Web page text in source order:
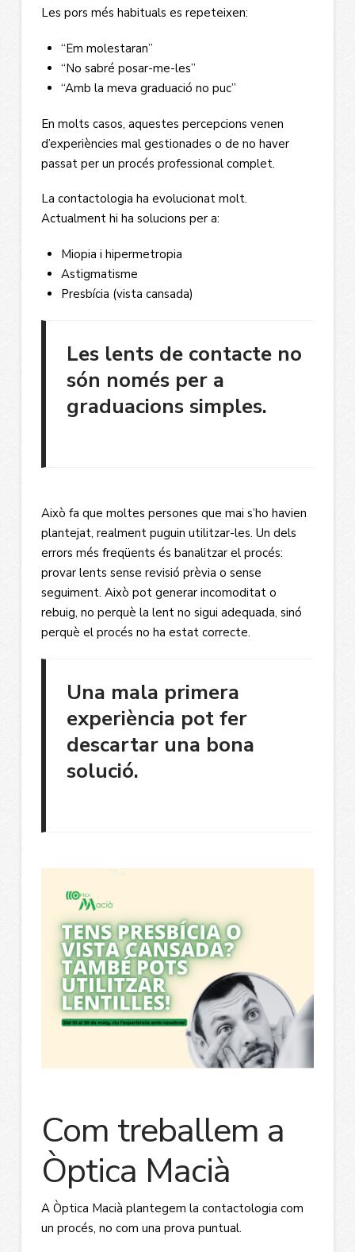
Les pors més habituals es repeteixen:
“Em molestaran”
“No sabré posar-me-les”
“Amb la meva graduació no puc”
En molts casos, aquestes percepcions venen
d’experiències mal gestionades o de no haver
passat per un procés professional complet.
La contactologia ha evolucionat molt.
Actualment hi ha solucions per a:
Miopia i hipermetropia
Astigmatisme
Presbícia (vista cansada)
Les lents de contacte no
són només per a
graduacions simples.
Això fa que moltes persones que mai s’ho havien
plantejat, realment puguin utilitzar-les. Un dels
errors més freqüents és banalitzar el procés:
provar lents sense revisió prèvia o sense
seguiment. Això pot generar incomoditat o
rebuig, no perquè la lent no sigui adequada, sinó
perquè el procés no ha estat correcte.
Una mala primera
experiència pot fer
descartar una bona
solució.
Com treballem a
Òptica Macià
A Òptica Macià plantegem la contactologia com
un procés, no com una prova puntual.